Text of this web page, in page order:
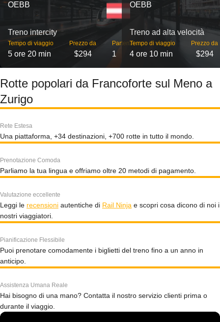
OEBB
Treno intercity
Tempo di viaggio
5 ore 20 min
Prezzo da
$294
Partenze
1
OEBB
Treno ad alta velocità
Tempo di viaggio
4 ore 10 min
Prezzo da
$294
Rotte popolari da Francoforte sul Meno a
Zurigo
Rete Estesa
Una piattaforma, +34 destinazioni, +700 rotte in tutto il mondo.
Prenotazione Comoda
Parliamo la tua lingua e offriamo oltre 20 metodi di pagamento.
Valutazione eccellente
Leggi le recensioni autentiche di Rail Ninja e scopri cosa dicono di noi i
nostri viaggiatori.
Pianificazione Flessibile
Puoi prenotare comodamente i biglietti del treno fino a un anno in
anticipo.
Assistenza Umana Reale
Hai bisogno di una mano? Contatta il nostro servizio clienti prima o
durante il viaggio.